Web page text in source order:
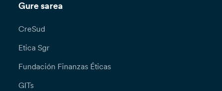
Gure sarea
CreSud
Etica Sgr
Fundación Finanzas Éticas
GITs